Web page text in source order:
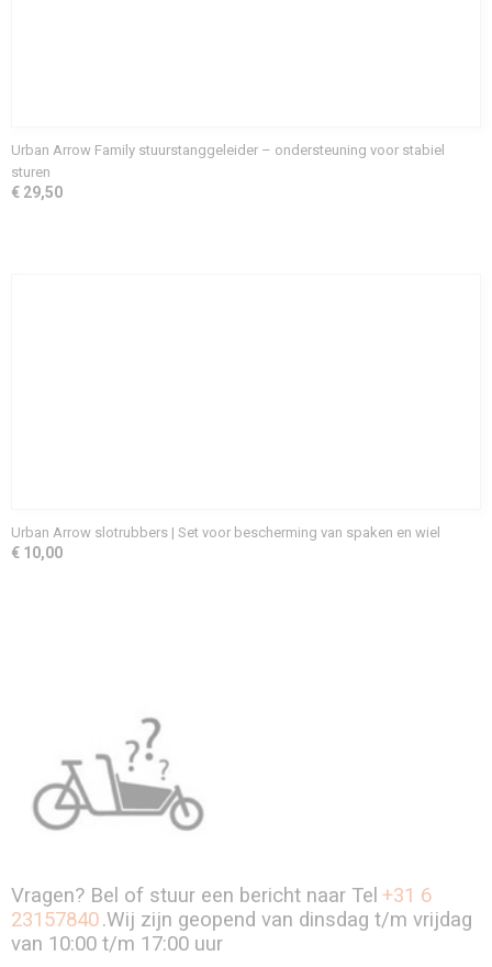
Urban Arrow Family stuurstanggeleider – ondersteuning voor stabiel
sturen
€ 29,50
Urban Arrow slotrubbers | Set voor bescherming van spaken en wiel
€ 10,00
Vragen? Bel of stuur een bericht naar Tel +31 6
23157840.Wij zijn geopend van dinsdag t/m vrijdag
van 10:00 t/m 17:00 uur